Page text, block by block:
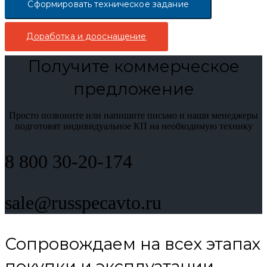
Сформировать техническое задание
Доработка и дооснащение
Получите коммерческое
предложение
Просто позвоните или напишите письмо и наши менеджеры
подготовят индивидуальное КП на необходимую технику
8 800 30-20-174
sale@russpecavto.ru
Сопровождаем на всех этапах